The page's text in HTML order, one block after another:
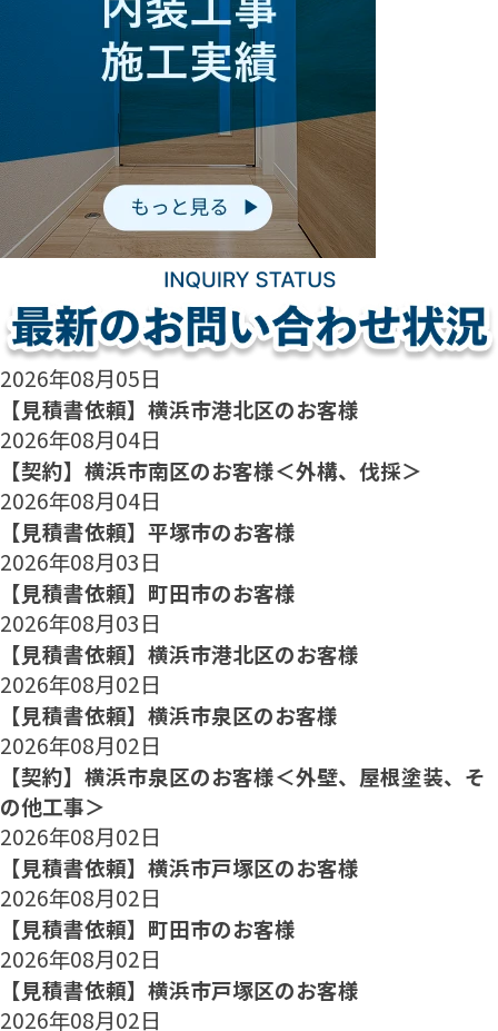
2026年08月05日
【見積書依頼】横浜市港北区のお客様
2026年08月04日
【契約】横浜市南区のお客様＜外構、伐採＞
2026年08月04日
【見積書依頼】平塚市のお客様
2026年08月03日
【見積書依頼】町田市のお客様
2026年08月03日
【見積書依頼】横浜市港北区のお客様
2026年08月02日
【見積書依頼】横浜市泉区のお客様
2026年08月02日
【契約】横浜市泉区のお客様＜外壁、屋根塗装、そ
の他工事＞
2026年08月02日
【見積書依頼】横浜市戸塚区のお客様
2026年08月02日
【見積書依頼】町田市のお客様
2026年08月02日
【見積書依頼】横浜市戸塚区のお客様
2026年08月02日